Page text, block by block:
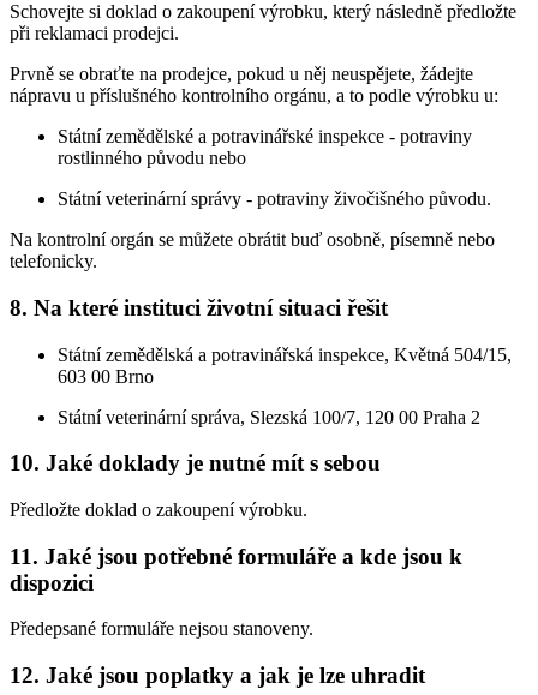
Schovejte si doklad o zakoupení výrobku, který následně předložte
při reklamaci prodejci.
Prvně se obraťte na prodejce, pokud u něj neuspějete, žádejte
nápravu u příslušného kontrolního orgánu, a to podle výrobku u:
Státní zemědělské a potravinářské inspekce - potraviny
rostlinného původu nebo
Státní veterinární správy - potraviny živočišného původu.
Na kontrolní orgán se můžete obrátit buď osobně, písemně nebo
telefonicky.
8. Na které instituci životní situaci řešit
Státní zemědělská a potravinářská inspekce, Květná 504/15,
603 00 Brno
Státní veterinární správa, Slezská 100/7, 120 00 Praha 2
10. Jaké doklady je nutné mít s sebou
Předložte doklad o zakoupení výrobku.
11. Jaké jsou potřebné formuláře a kde jsou k
dispozici
Předepsané formuláře nejsou stanoveny.
12. Jaké jsou poplatky a jak je lze uhradit